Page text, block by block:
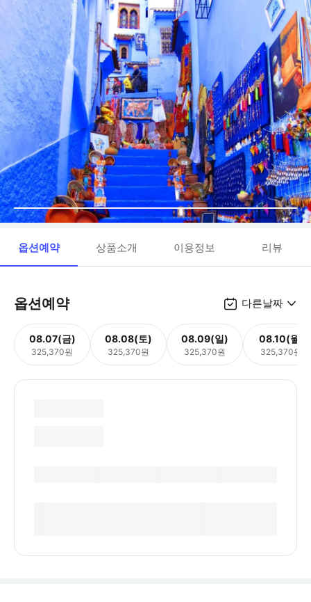
옵션예약 상품소개 이용정보 리뷰
옵션예약 다른날짜
08.07(금)
325,370원
08.08(토)
325,370원
08.09(일)
325,370원
08.10(월)
325,370원